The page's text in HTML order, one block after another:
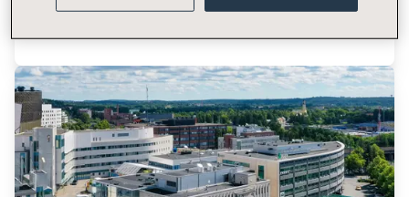
Tilan tyyppi
Toimistotila 80 m²